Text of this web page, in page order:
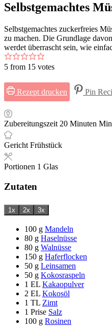
Selbstgemachtes
Selbstgemachtes zuckerfreies
zu machen. Die Grundlage
werdet überrascht sein, wie
5 from 15 votes
Rezept drucken Pin
Zubereitungszeit 20 Minuten
Gericht Frühstück
Portionen 1 Glas
Zutaten
1x 2x 3x
100 g Mandeln
80 g Haselnüsse
80 g Walnüsse
150 g Haferflocken
50 g Leinsamen
50 g Kokosraspeln
1 EL Kakaopulver
2 EL Kokosöl
1 TL Zimt
1 Prise Salz
100 g Rosinen